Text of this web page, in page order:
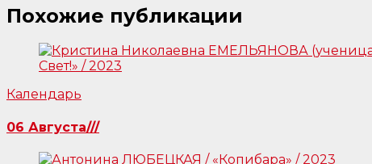
Похожие публикации
Календарь
06 Августа///